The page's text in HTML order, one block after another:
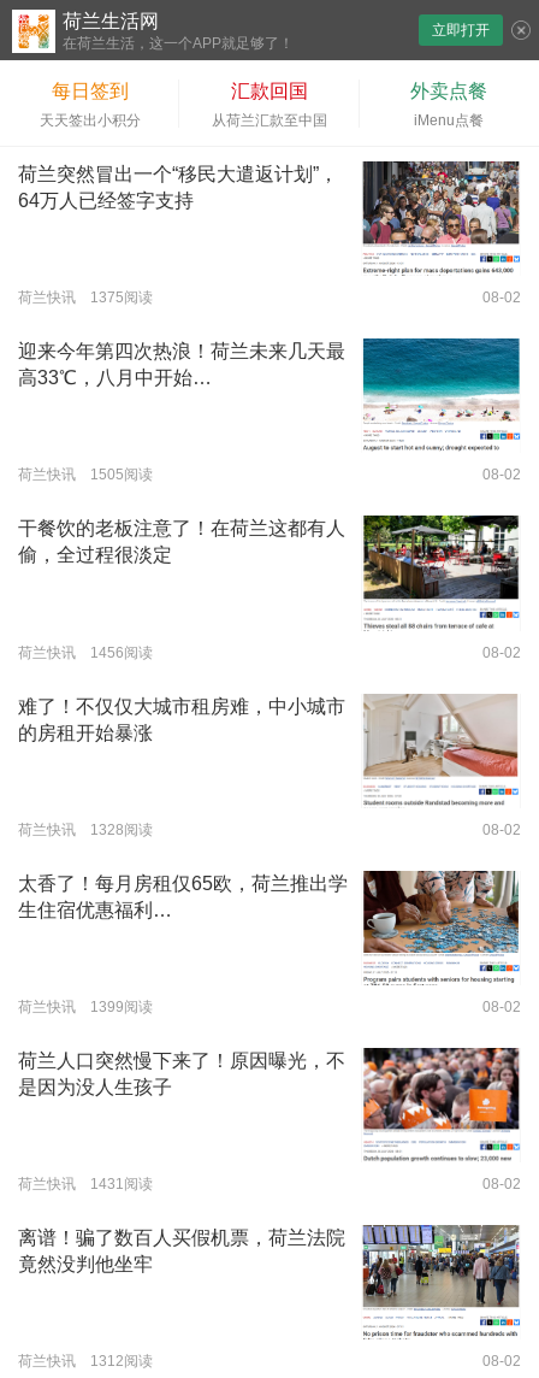
荷兰生活网
在荷兰生活，这一个APP就足够了！
立即打开
每日签到
天天签出小积分
汇款回国
从荷兰汇款至中国
外卖点餐
iMenu点餐
荷兰突然冒出一个“移民大遣返计划”，
64万人已经签字支持
荷兰快讯 1375阅读 08-02
迎来今年第四次热浪！荷兰未来几天最
高33℃，八月中开始…
荷兰快讯 1505阅读 08-02
干餐饮的老板注意了！在荷兰这都有人
偷，全过程很淡定
荷兰快讯 1456阅读 08-02
难了！不仅仅大城市租房难，中小城市
的房租开始暴涨
荷兰快讯 1328阅读 08-02
太香了！每月房租仅65欧，荷兰推出学
生住宿优惠福利…
荷兰快讯 1399阅读 08-02
荷兰人口突然慢下来了！原因曝光，不
是因为没人生孩子
荷兰快讯 1431阅读 08-02
离谱！骗了数百人买假机票，荷兰法院
竟然没判他坐牢
荷兰快讯 1312阅读 08-02